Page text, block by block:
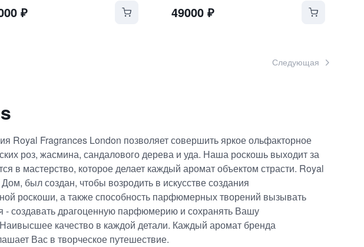
₽ 49000 ₽
Следующая
Royal Fragrances London позволяет совершить яркое ольфакторное
роз, жасмина, сандалового дерева и уда. Наша роскошь выходит за
в мастерство, которое делает каждый аромат объектом страсти. Royal
был создан, чтобы возродить в искусстве создания
роскоши, а также способность парфюмерных творений вызывать
создавать драгоценную парфюмерию и сохранять Вашу
качество в каждой детали. Каждый аромат бренда
Вас в творческое путешествие.